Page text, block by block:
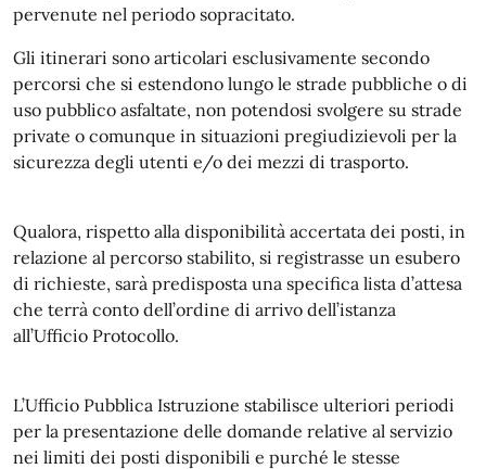
pervenute nel periodo sopracitato.
Gli itinerari sono articolari esclusivamente secondo
percorsi che si estendono lungo le strade pubbliche o di
uso pubblico asfaltate, non potendosi svolgere su strade
private o comunque in situazioni pregiudizievoli per la
sicurezza degli utenti e/o dei mezzi di trasporto.
Qualora, rispetto alla disponibilità accertata dei posti, in
relazione al percorso stabilito, si registrasse un esubero
di richieste, sarà predisposta una specifica lista d’attesa
che terrà conto dell’ordine di arrivo dell’istanza
all’Ufficio Protocollo.
L’Ufficio Pubblica Istruzione stabilisce ulteriori periodi
per la presentazione delle domande relative al servizio
nei limiti dei posti disponibili e purché le stesse